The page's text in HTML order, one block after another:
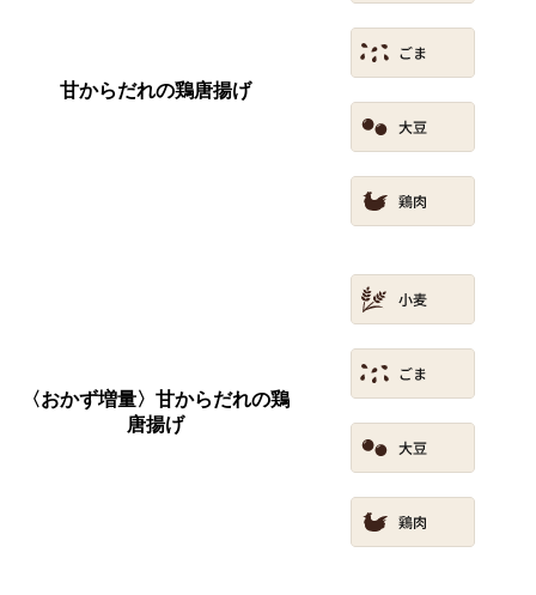
甘からだれの鶏唐揚げ
〈おかず増量〉甘からだれの鶏
唐揚げ